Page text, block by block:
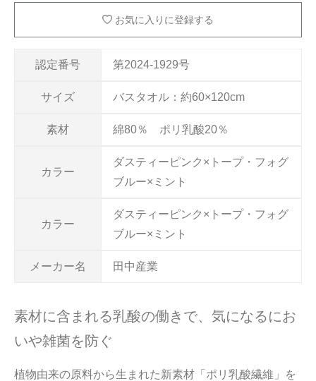
認定番号 第2024-1929号
サイズ バスタオル：約60×120cm
素材 綿80％ ポリ乳酸20％
カラー
ダスティーピンク×トープ・フォグ
ブルー×ミント
カラー
ダスティーピンク×トープ・フォグ
ブルー×ミント
メーカー名 田中産業
お気に入りに登録する
素材に含まれる乳酸の働きで、気になるにお
いや雑菌を防ぐ
植物由来の原料から生まれた新素材「ポリ乳酸繊維」を